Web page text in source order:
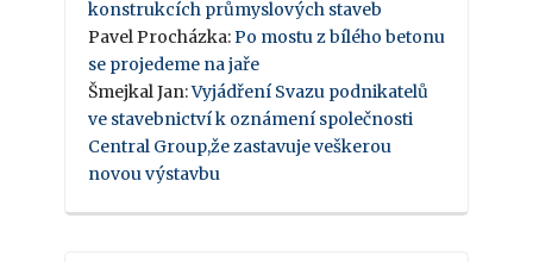
konstrukcích průmyslových staveb
Pavel Procházka: Po mostu z bílého betonu
se projedeme na jaře
Šmejkal Jan:Vyjádření Svazu podnikatelů
ve stavebnictví k oznámení společnosti
Central Group,že zastavuje veškerou
novou výstavbu